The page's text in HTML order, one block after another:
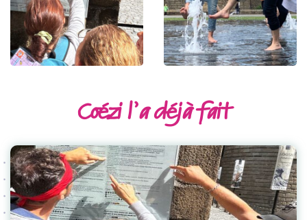
Coézi l’a déjà fait